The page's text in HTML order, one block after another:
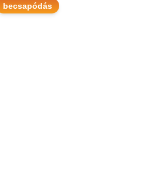
becsapódás